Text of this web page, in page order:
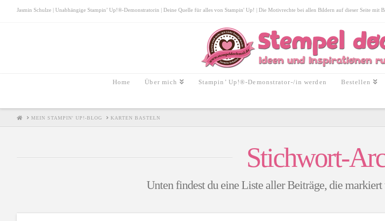
Jasmin Schulze | Unabhängige Stampin’ Up!®-Demonstratorin | Deine Quelle für alles von Stampin' Up! | Die Motivrechte bei allen Bildern auf dieser Seite mit
Home Über mich Stampin’ Up!®-Demonstrator-/in werden Bestellen
HOMEMEIN STAMPIN' UP!-BLOG KARTEN BASTELN
Stichwort-
Unten findest du eine Liste aller Beiträge, die